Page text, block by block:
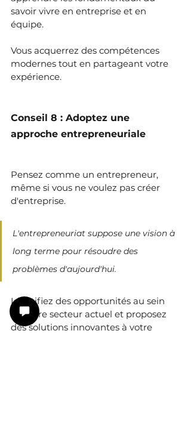
savoir vivre en entreprise et en
équipe.
Vous acquerrez des compétences
modernes tout en partageant votre
expérience.
Conseil 8 : Adoptez une
approche entrepreneuriale
Pensez comme un entrepreneur,
même si vous ne voulez pas créer
d'entreprise.
L'entrepreneuriat suppose une vision à
long terme pour résoudre des
problèmes d'aujourd'hui.
Identifiez des opportunités au sein
de votre secteur actuel et proposez
des solutions innovantes à votre